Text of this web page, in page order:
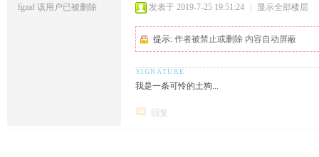
fgzaf 该用户已被删除 发表于 2019-7-25 19:51:24 | 显示全部楼层
提示: 作者被禁止或删除 内容自动屏蔽
我是一条可怜的土狗...
回复